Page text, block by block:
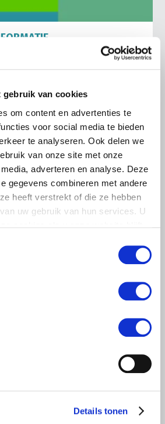
gebruik van cookies
om content en advertenties te
voor social media te bieden
te analyseren. Ook delen we
van onze site met onze
adverteren en analyse. Deze
gegevens combineren met andere
heeft verstrekt of die ze hebben
uw gebruik van hun services. U
Details tonen
bij demonstratie tegen
en LTO Nederland roepen hun
14 augustus massaal naar
provinciehuis in Den Bosch te
Lees meer